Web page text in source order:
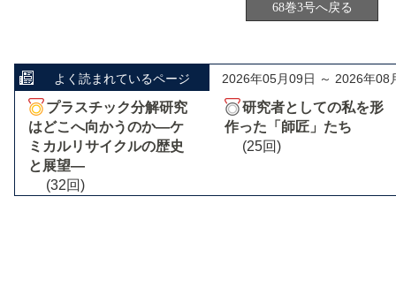
68巻3号へ戻る
よく読まれているページ 2026年05月09日 ～ 2026年08
プラスチック分解研究
はどこへ向かうのか―ケ
ミカルリサイクルの歴史
と展望―
(32回)
研究者としての私を形
作った「師匠」たち
(25回)